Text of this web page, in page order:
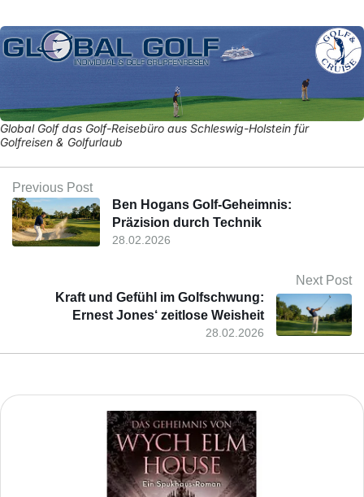
Global Golf das Golf-Reisebüro aus Schleswig-Holstein für
Golfreisen & Golfurlaub
Previous Post
28.02.2026
Ben Hogans Golf-Geheimnis:
Präzision durch Technik
Next Post
28.02.2026
Kraft und Gefühl im Golfschwung:
Ernest Jones‘ zeitlose Weisheit